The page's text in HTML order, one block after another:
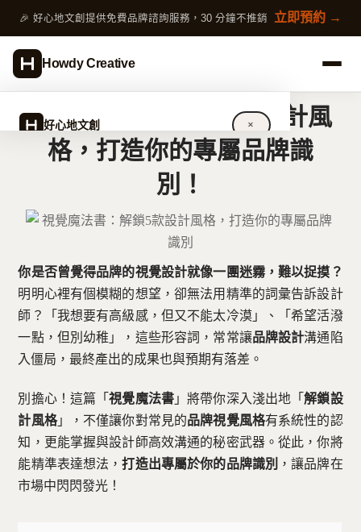
🎉 好心地文創提供免費品牌諮詢服務，30 分鐘不推銷 立即預約 →
Howdy Creative
好心地文創 ✕
設計服務
作品案例
專欄文章
免費諮詢 — 加入 LINE 預約
視覺魔法書：解鎖5款設計風
格，打造你的專屬品牌識
別！
你是否曾覺得品牌的視覺設計就像一團迷霧，難以捉摸？
明明心裡有個模糊的想望，卻無法用精準的詞彙告訴設計
師？「我想要有高級感，但又不能太冷漠」、「希望活潑
一點，但別幼稚」，這些形容詞，常常讓品牌設計溝通陷
入僵局，最終產出的成果也與預期有落差。
別擔心！這篇「視覺魔法書 」將帶你深入淺出地「解鎖設
計風格」，不僅讓你對常見的品牌視覺風格有系統性的認
知，更能掌握與設計師高效溝通的秘密武器。從此，你將
能精準表達想法，打造出專屬於你的品牌識別 ，讓品牌在
市場中閃閃發光！